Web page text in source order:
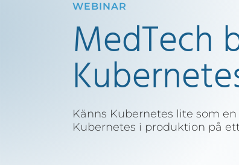
WEBINAR
MedTech
Känns Kubernetes lite som
Kubernetes i produktion på